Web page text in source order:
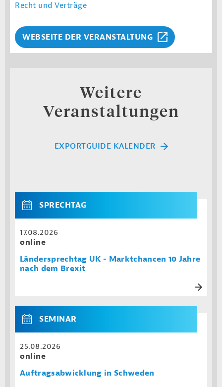
Recht und Verträge
WEBSEITE DER VERANSTALTUNG
Weitere
Veranstaltungen
EXPORTGUIDE KALENDER
SPRECHTAG
17.08.2026
online
Ländersprechtag UK - Marktchancen 10 Jahre
nach dem Brexit
SEMINAR
25.08.2026
online
Auftragsabwicklung in Schweden